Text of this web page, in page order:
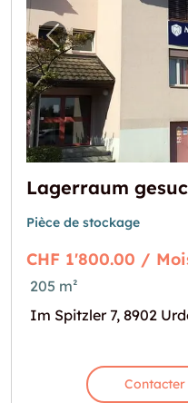
Image
Lagerraum
Pièce de stockage
CHF 1'800.00 /
205 m²
Im Spitzler 7, 8902
Contacter